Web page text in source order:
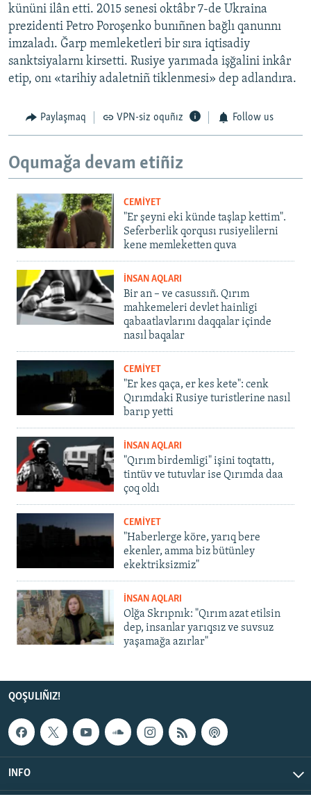
kününi ilân etti. 2015 senesi oktâbr 7-de Ukraina
prezidenti Petro Poroşenko bunıñnen bağlı qanunnı
imzaladı. Ğarp memleketleri bir sıra iqtisadiy
sanktsiyalarnı kirsetti. Rusiye yarımada işğalini inkâr
etip, onı «tarihiy adaletniñ tiklenmesi» dep adlandıra.
Paylaşmaq VPN-siz oquñız Follow us
Oqumağa devam etiñiz
CEMİYET
"Er şeyni eki künde taşlap kettim".
Seferberlik qorqusı rusiyelilerni
kene memleketten quva
İNSAN AQLARI
Bir an – ve casussıñ. Qırım
mahkemeleri devlet hainligi
qabaatlavlarını daqqalar içinde
nasıl baqalar
CEMİYET
"Er kes qaça, er kes kete": cenk
Qırımdaki Rusiye turistlerine nasıl
barıp yetti
İNSAN AQLARI
"Qırım birdemligi" işini toqtattı,
tintüv ve tutuvlar ise Qırımda daa
çoq oldı
CEMİYET
"Haberlerge köre, yarıq bere
ekenler, amma biz bütünley
ekektriksizmiz"
İNSAN AQLARI
Olğa Skrıpnık: "Qırım azat etilsin
dep, insanlar yarıqsız ve suvsuz
yaşamağa azırlar"
QOŞULIÑIZ!
INFO